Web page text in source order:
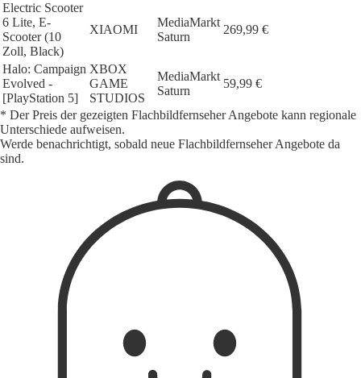
Electric Scooter
6 Lite, E-
Scooter (10
Zoll, Black)
XIAOMI
MediaMarkt
Saturn
269,99 €
Halo: Campaign
Evolved -
[PlayStation 5]
XBOX
GAME
STUDIOS
MediaMarkt
Saturn
59,99 €
* Der Preis der gezeigten Flachbildfernseher Angebote kann regionale
Unterschiede aufweisen.
Werde benachrichtigt, sobald neue Flachbildfernseher Angebote da
sind.